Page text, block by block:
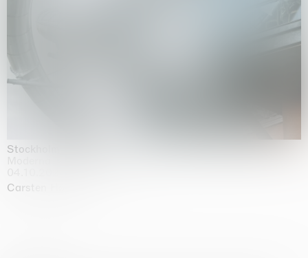
Stockholm Slides
Carsten Höller